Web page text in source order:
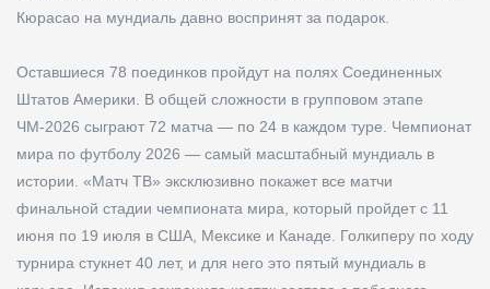
Кюрасао на мундиаль давно воспринят за подарок.
Оставшиеся 78 поединков пройдут на полях Соединенных
Штатов Америки. В общей сложности в групповом этапе
ЧМ-2026 сыграют 72 матча — по 24 в каждом туре. Чемпионат
мира по футболу 2026 — самый масштабный мундиаль в
истории. «Матч ТВ» эксклюзивно покажет все матчи
финальной стадии чемпионата мира, который пройдет c 11
июня по 19 июля в США, Мексике и Канаде. Голкиперу по ходу
турнира стукнет 40 лет, и для него это пятый мундиаль в